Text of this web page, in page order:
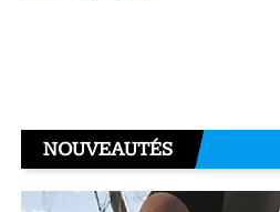
NOUVEAUTÉS